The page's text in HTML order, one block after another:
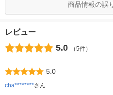
商品情報の誤
レビュー
5.0 （5件）
5.0
cha********さん